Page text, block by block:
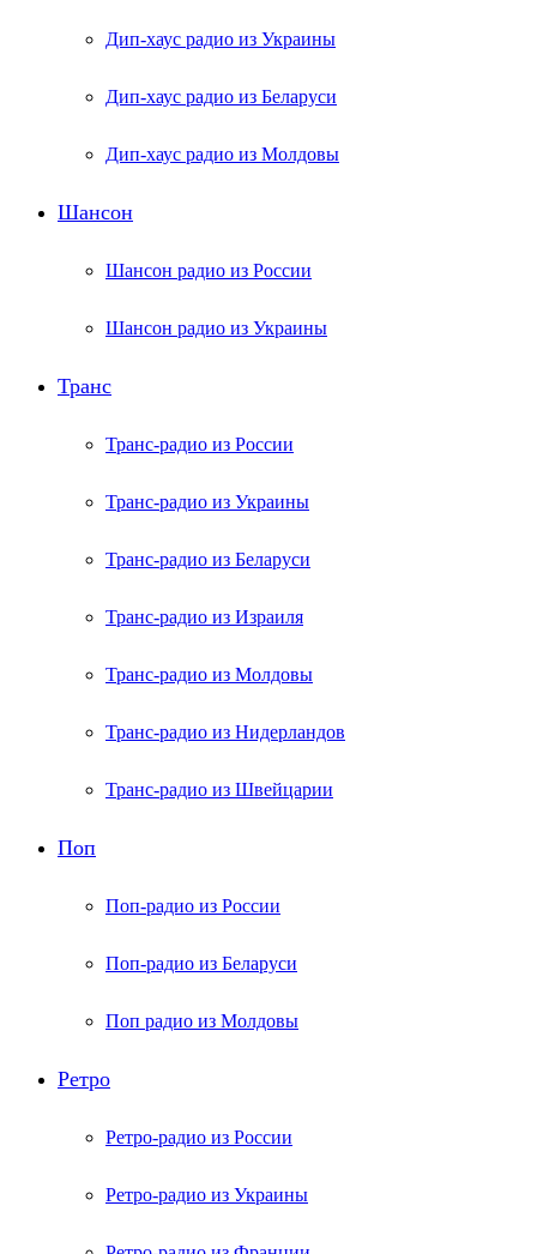
Дип-хаус радио из Украины
Дип-хаус радио из Беларуси
Дип-хаус радио из Молдовы
Шансон
Шансон радио из России
Шансон радио из Украины
Транс
Транс-радио из России
Транс-радио из Украины
Транс-радио из Беларуси
Транс-радио из Израиля
Транс-радио из Молдовы
Транс-радио из Нидерландов
Транс-радио из Швейцарии
Поп
Поп-радио из России
Поп-радио из Беларуси
Поп радио из Молдовы
Ретро
Ретро-радио из России
Ретро-радио из Украины